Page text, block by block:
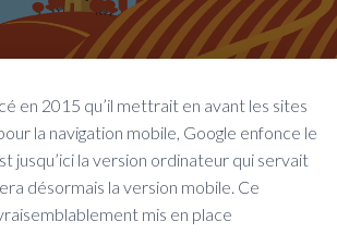
en 2015 qu’il mettrait en avant les sites
la navigation mobile, Google enfonce le
jusqu’ici la version ordinateur qui servait
désormais la version mobile. Ce
mis en place